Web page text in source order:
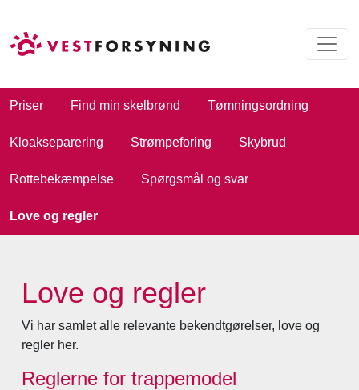
Priser Find min skelbrønd Tømningsordning
Kloakseparering Strømpeforing Skybrud
Rottebekæmpelse Spørgsmål og svar
Love og regler
Love og regler
Vi har samlet alle relevante bekendtgørelser, love og
regler her.
Reglerne for trappemodel